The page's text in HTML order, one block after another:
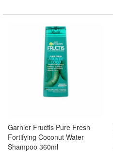
Garnier Fructis Pure Fresh
Fortifying Coconut Water
Shampoo 360ml